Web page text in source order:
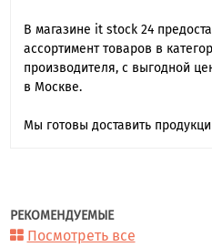
В магазине it stock 24
ассортимент товаров в
производителя, с выгодной
в Москве.
Мы готовы доставить
РЕКОМЕНДУЕМЫЕ
Посмотреть все